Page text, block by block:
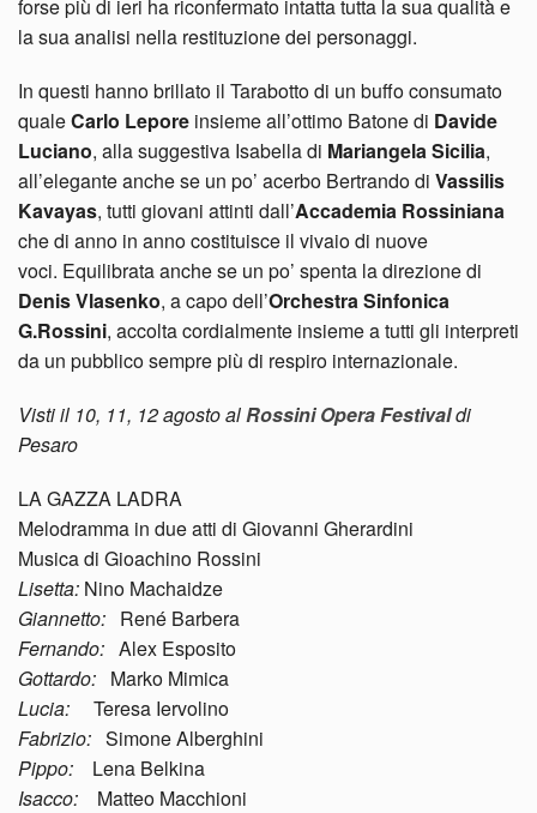
forse più di ieri ha riconfermato intatta tutta la sua qualità e
la sua analisi nella restituzione dei personaggi.
In questi hanno brillato il Tarabotto di un buffo consumato
qualeCarlo Lepore insieme all’ottimo Batone di Davide
Luciano, alla suggestiva Isabella di Mariangela Sicilia,
all’elegante anche se un po’ acerbo Bertrando di Vassilis
Kavayas, tutti giovani attinti dall’Accademia Rossiniana
che di anno in anno costituisce il vivaio di nuove
voci. Equilibrata anche se un po’ spenta la direzione di
Denis Vlasenko, a capo dell’Orchestra Sinfonica
G.Rossini, accolta cordialmente insieme a tutti gli interpreti
da un pubblico sempre più di respiro internazionale.
Visti il 10, 11, 12 agosto al Rossini Opera Festivaldi
Pesaro
LA GAZZA LADRA
Melodramma in due atti di Giovanni Gherardini
Musica di Gioachino Rossini
Lisetta: Nino Machaidze
Giannetto: René Barbera
Fernando: Alex Esposito
Gottardo: Marko Mimica
Lucia: Teresa Iervolino
Fabrizio: Simone Alberghini
Pippo: Lena Belkina
Isacco: Matteo Macchioni